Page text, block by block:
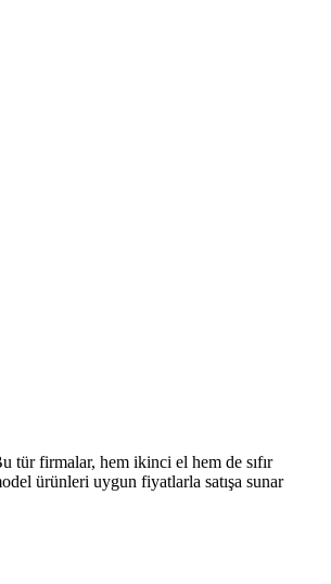
tür firmalar, hem ikinci el hem de sıfır
ürünleri uygun fiyatlarla satışa sunar